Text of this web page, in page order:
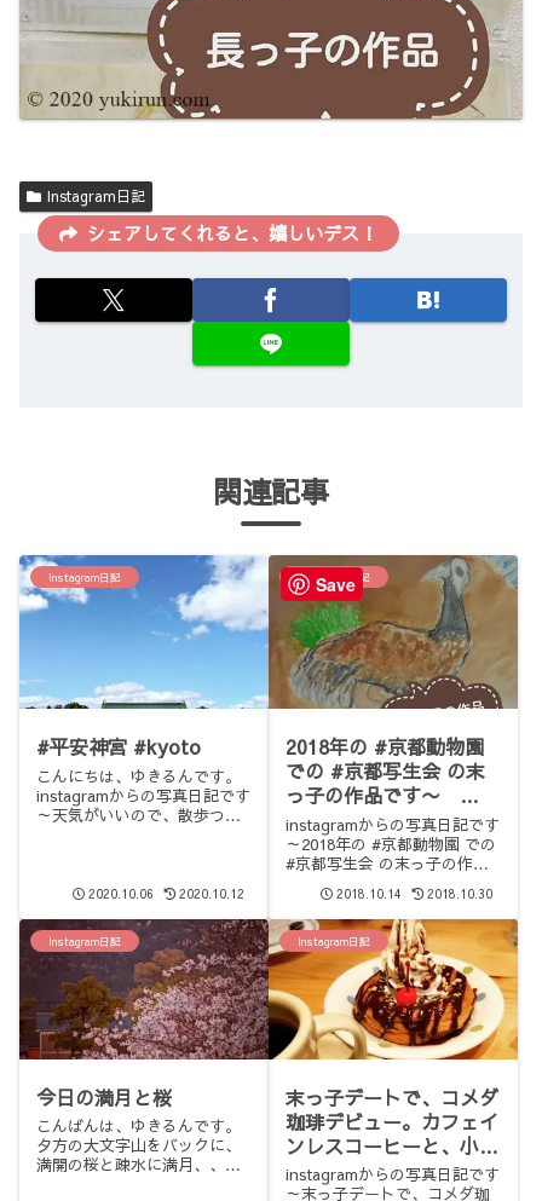
Instagram日記
シェアしてくれると、嬉しいデス！
関連記事
Instagram日記
#平安神宮 #kyoto
こんにちは、ゆきるんです。
instagramからの写真日記です
～天気がいいので、散歩つい
ん！と、びっくりです。平日
混んでいるのですが、、、...
2020.10.06 2020.10.12
Instagram日記
2018年の #京都動物園
での #京都写生会 の末
っ子の作品です〜
#painting
instagramからの写真日記です
～2018年の #京都動物園 での
#京都写生会 の末っ子の作品
2018.10.14 2018.10.30
Instagram日記
今日の満月と桜
こんばんは、ゆきるんです。
夕方の大文字山をバックに、
満開の桜と疎水に満月、、、
Instagram日記
末っ子デートで、コメダ
珈琲デビュー。カフェイ
ンレスコーヒーと、小枝
シロノワール。ウマウマ
😛#コメダ珈琲 #小枝
instagramからの写真日記です
～末っ子デートで、コメダ珈
Save